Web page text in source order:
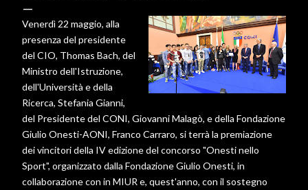
Venerdì 22 maggio, alla
presenza del presidente
del CIO, Thomas Bach, del
Ministro dell'Istruzione,
dell'Università e della
Ricerca, Stefania Gianni,
del Presidente del CONI, Giovanni Malagò, e della Fondazione
Giulio Onesti-AONI, Franco Carraro, si terrà la premiazione
dei vincitori della IV edizione del concorso "Onesti nello
Sport", organizzato dalla Fondazione Giulio Onesti, in
collaborazione con in MIUR e, quest'anno, con il sostegno